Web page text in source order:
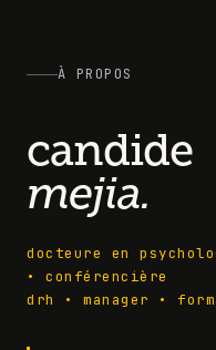
À PROPOS
candide
mejia.
docteure en
• conférencière
drh • manager •